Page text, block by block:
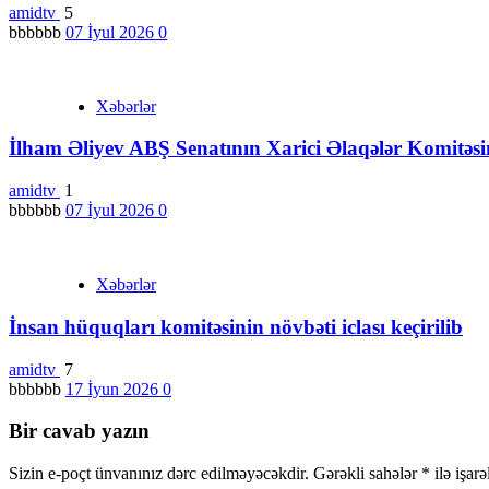
amidtv 5
bbbbbb 07 İyul 2026 0
Xəbərlər
İlham Əliyev ABŞ Senatının Xarici Əlaqələr
amidtv 1
bbbbbb 07 İyul 2026 0
Xəbərlər
İnsan hüquqları komitəsinin növbəti iclası keçirilib
amidtv 7
bbbbbb 17 İyun 2026 0
Bir cavab yazın
Sizin e-poçt ünvanınız dərc edilməyəcəkdir. Gərəkli sahələr * ilə